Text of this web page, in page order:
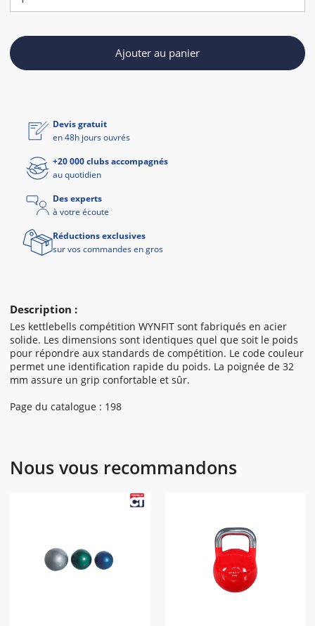
Ajouter au panier
Description :
Les kettlebells compétition WYNFIT sont fabriqués en acier
solide. Les dimensions sont identiques quel que soit le poids
pour répondre aux standards de compétition. Le code couleur
permet une identification rapide du poids. La poignée de 32
mm assure un grip confortable et sûr.
Page du catalogue : 198
Devis gratuit
en 48h jours ouvrés
+20 000 clubs accompagnés
au quotidien
Des experts
à votre écoute
Réductions exclusives
sur vos commandes en gros
Nous vous recommandons